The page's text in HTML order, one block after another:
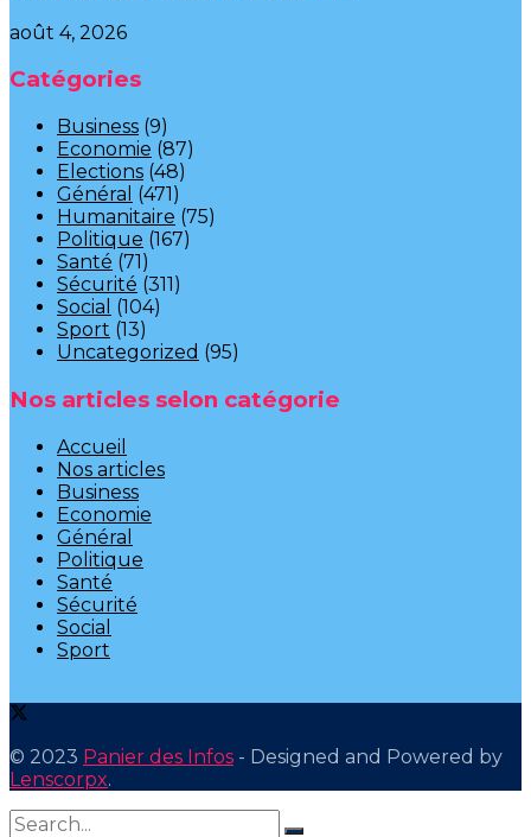
août 4, 2026
Catégories
Business (9)
Economie (87)
Elections (48)
Général (471)
Humanitaire (75)
Politique (167)
Santé (71)
Sécurité (311)
Social (104)
Sport (13)
Uncategorized (95)
Nos articles selon catégorie
Accueil
Nos articles
Business
Economie
Général
Politique
Santé
Sécurité
Social
Sport
© 2023 Panier des Infos - Designed and Powered by
Lenscorpx.